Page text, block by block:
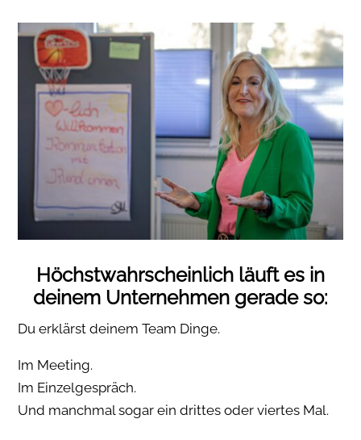
Höchstwahrscheinlich läuft es in
deinem Unternehmen gerade so:
Du erklärst deinem Team Dinge.
Im Meeting.
Im Einzelgespräch.
Und manchmal sogar ein drittes oder viertes Mal.